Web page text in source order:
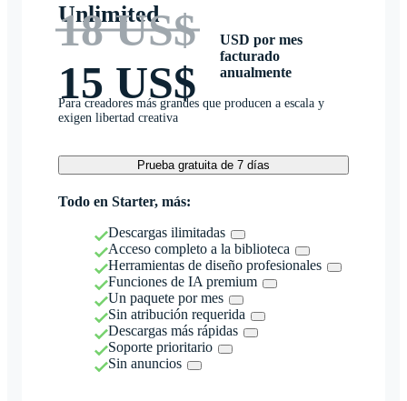
Unlimited
18 US$
15 US$
USD por mes
facturado
anualmente
Para creadores más grandes que producen a escala y
exigen libertad creativa
Prueba gratuita de 7 días
Todo en Starter, más:
Descargas ilimitadas
Acceso completo a la biblioteca
Herramientas de diseño profesionales
Funciones de IA premium
Un paquete por mes
Sin atribución requerida
Descargas más rápidas
Soporte prioritario
Sin anuncios